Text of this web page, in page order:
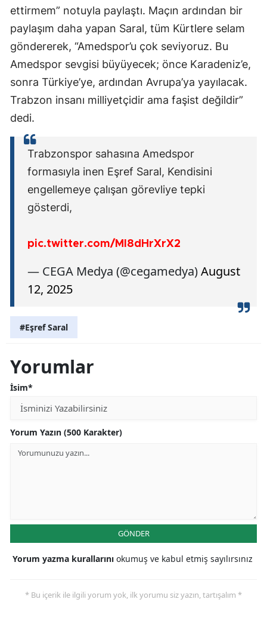
ettirmem” notuyla paylaştı. Maçın ardından bir
paylaşım daha yapan Saral, tüm Kürtlere selam
göndererek, “Amedspor’u çok seviyoruz. Bu
Amedspor sevgisi büyüyecek; önce Karadeniz’e,
sonra Türkiye’ye, ardından Avrupa’ya yayılacak.
Trabzon insanı milliyetçidir ama faşist değildir”
dedi.
Trabzonspor sahasına Amedspor
formasıyla inen Eşref Saral, Kendisini
engellemeye çalışan görevliye tepki
gösterdi,
pic.twitter.com/MI8dHrXrX2
— CEGA Medya (@cegamedya)August
12, 2025
#Eşref Saral
Yorumlar
İsim*
Yorum Yazın (500 Karakter)
GÖNDER
Yorum yazma kurallarını okumuş ve kabul etmiş sayılırsınız
* Bu içerik ile ilgili yorum yok, ilk yorumu siz yazın, tartışalım *